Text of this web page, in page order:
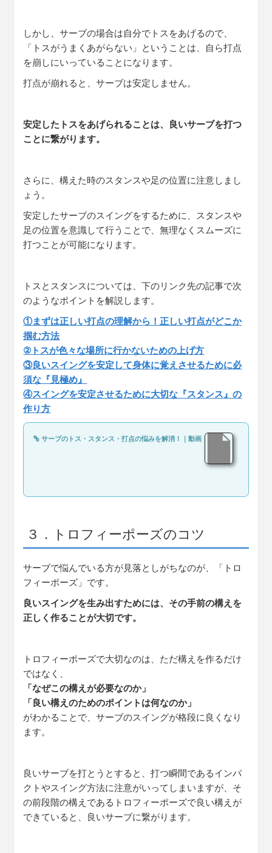
しかし、サーブの場合は自分でトスをあげるので、
「トスがうまくあがらない」ということは、自ら打点
を崩しにいっていることになります。
打点が崩れると、サーブは安定しません。
安定したトスをあげられることは、良いサーブを打つ
ことに繋がります。
さらに、構えた時のスタンスや足の位置に注意しまし
ょう。
安定したサーブのスイングをするために、スタンスや
足の位置を意識して行うことで、無理なくスムーズに
打つことが可能になります。
トスとスタンスについては、下のリンク先の記事で次
のようなポイントを解説します。
①まずは正しい打点の理解から！正しい打点がどこか
掴む方法
②トスが色々な場所に行かないための上げ方
③良いスイングを安定して身体に覚えさせるために必
須な『見極め』
④スイングを安定させるために大切な『スタンス』の
作り方
サーブのトス・スタンス・打点の悩みを解消！｜動画
３．トロフィーポーズのコツ
サーブで悩んでいる方が見落としがちなのが、「トロ
フィーポーズ」です。
良いスイングを生み出すためには、その手前の構えを
正しく作ることが大切です。
トロフィーポーズで大切なのは、ただ構えを作るだけ
ではなく、
「なぜこの構えが必要なのか」
「良い構えのためのポイントは何なのか」
がわかることで、サーブのスイングが格段に良くなり
ます。
良いサーブを打とうとすると、打つ瞬間であるインパ
クトやスイング方法に注意がいってしまいますが、そ
の前段階の構えであるトロフィーポーズで良い構えが
できていると、良いサーブに繋がります。